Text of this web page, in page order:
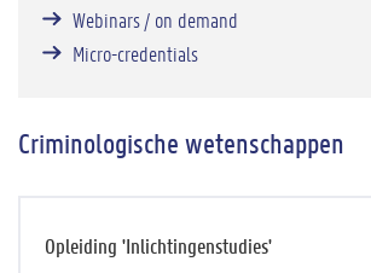
Webinars / on demand
Micro-credentials
Criminologische wetenschappen
Opleiding 'Inlichtingenstudies'